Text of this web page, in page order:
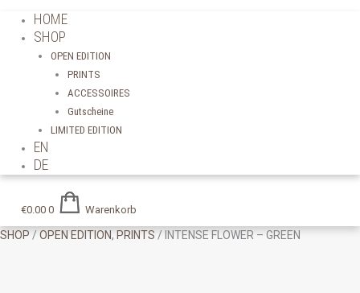
HOME
SHOP
OPEN EDITION
PRINTS
ACCESSOIRES
Gutscheine
LIMITED EDITION
EN
DE
€0.00 0 Warenkorb
SHOP /OPEN EDITION, PRINTS / INTENSE FLOWER – GREEN